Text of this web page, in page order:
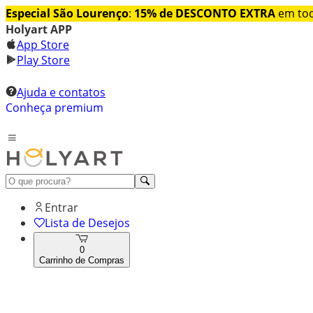
Especial São Lourenço: 15% de DESCONTO EXTRA em
Holyart APP
App Store
Play Store
Ajuda e contatos
Conheça premium
Entrar
Lista de Desejos
0
Carrinho de Compras